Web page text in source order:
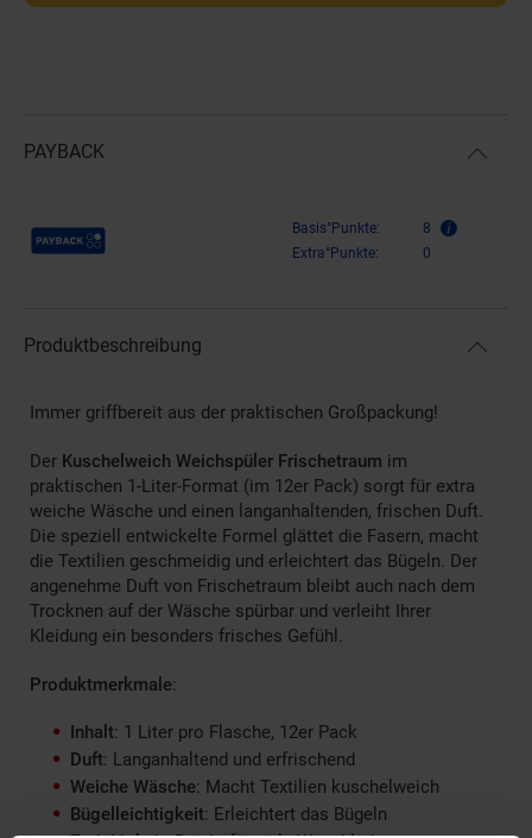
PAYBACK
Payback Punkte Basis°Punkte:
8
Extra°Punkte:
0
Produktbeschreibung
Immer griffbereit aus der praktischen Großpackung!
Der Kuschelweich Weichspüler Frischetraum im
praktischen 1-Liter-Format (im 12er Pack) sorgt für extra
weiche Wäsche und einen langanhaltenden, frischen Duft.
Die speziell entwickelte Formel glättet die Fasern, macht
die Textilien geschmeidig und erleichtert das Bügeln. Der
angenehme Duft von Frischetraum bleibt auch nach dem
Trocknen auf der Wäsche spürbar und verleiht Ihrer
Kleidung ein besonders frisches Gefühl.
Produktmerkmale:
Inhalt: 1 Liter pro Flasche, 12er Pack
Duft: Langanhaltend und erfrischend
Weiche Wäsche: Macht Textilien kuschelweich
Bügelleichtigkeit: Erleichtert das Bügeln